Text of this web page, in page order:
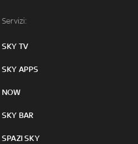
Servizi:
SKY TV
SKY APPS
NOW
SKY BAR
SPAZI SKY